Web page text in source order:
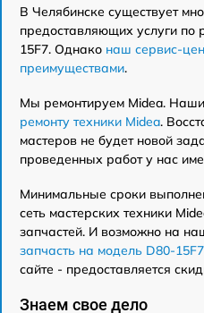
В Челябинске существует
предоставляющих услуги по
15F7. Однако наш сервис-
преимуществами.
Мы ремонтируем Midea.
ремонту техники Midea.
мастеров не будет новой
проведенных работ у нас
Минимальные сроки
сеть мастерских техники
запчастей. И возможно на
запчасть на модель D80-15F7
сайте - предоставляется
Знаем свое дело